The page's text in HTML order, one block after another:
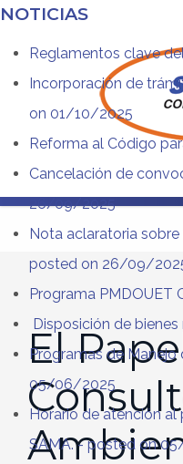
NOTICIAS
Reglamentos clave
Incorporación de
on 01/10/2025
Reforma al Código
Cancelación de
26/09/2025
Nota aclaratoria
posted on 26/09/
Programa PMDOUET
Disposición de
Programas de Manejo
05/06/2025
Horario de atención
SAMA.- posted on
El